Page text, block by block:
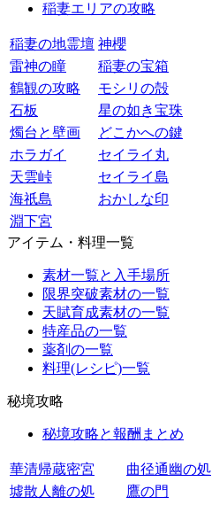
稲妻エリアの攻略
稲妻の地霊壇 神櫻
雷神の瞳
稲妻の宝箱
鶴観の攻略
モシリの殻
石板
星の如き宝珠
燭台と壁画
どこかへの鍵
ホラガイ
セイライ丸
天雲峠
セイライ島
海祇島
おかしな印
淵下宮
アイテム・料理一覧
素材一覧と入手場所
限界突破素材の一覧
天賦育成素材の一覧
特産品の一覧
薬剤の一覧
料理(レシピ)一覧
秘境攻略
秘境攻略と報酬まとめ
華清帰蔵密宮
曲径通幽の処
墟散人離の処
鷹の門